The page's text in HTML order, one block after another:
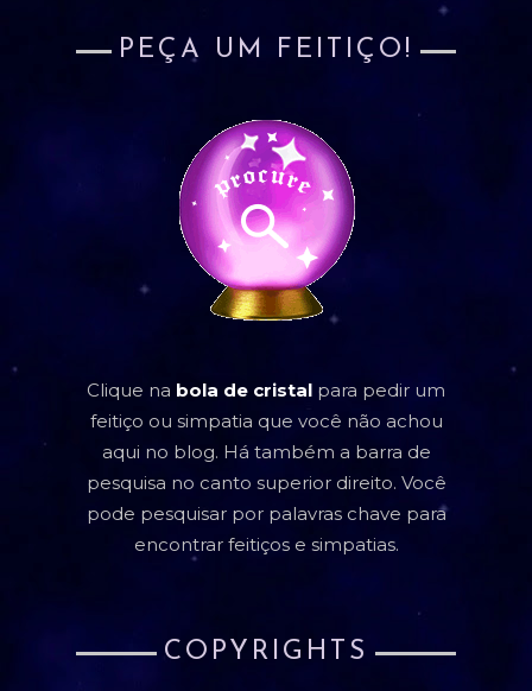
PEÇA UM FEITIÇO!
Clique na bola de cristal para pedir um
feitiço ou simpatia que você não achou
aqui no blog. Há também a barra de
pesquisa no canto superior direito. Você
pode pesquisar por palavras chave para
encontrar feitiços e simpatias.
COPYRIGHTS